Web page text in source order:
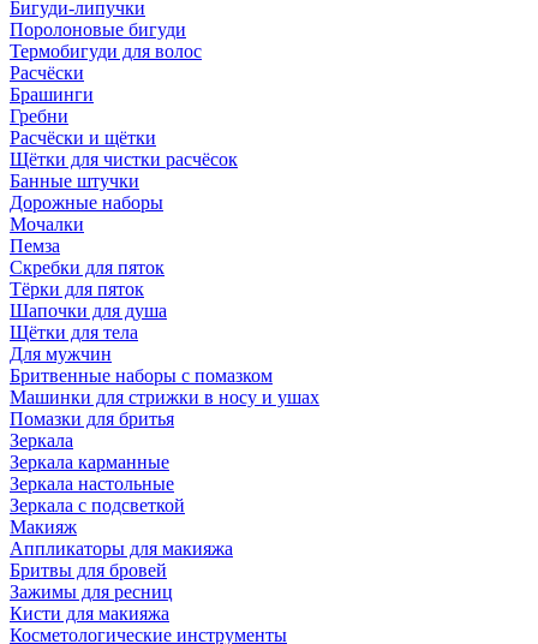
Бигуди-липучки
Поролоновые бигуди
Термобигуди для волос
Расчёски
Брашинги
Гребни
Расчёски и щётки
Щётки для чистки расчёсок
Банные штучки
Дорожные наборы
Мочалки
Пемза
Скребки для пяток
Тёрки для пяток
Шапочки для душа
Щётки для тела
Для мужчин
Бритвенные наборы с помазком
Машинки для стрижки в носу и ушах
Помазки для бритья
Зеркала
Зеркала карманные
Зеркала настольные
Зеркала с подсветкой
Макияж
Аппликаторы для макияжа
Бритвы для бровей
Зажимы для ресниц
Кисти для макияжа
Косметологические инструменты